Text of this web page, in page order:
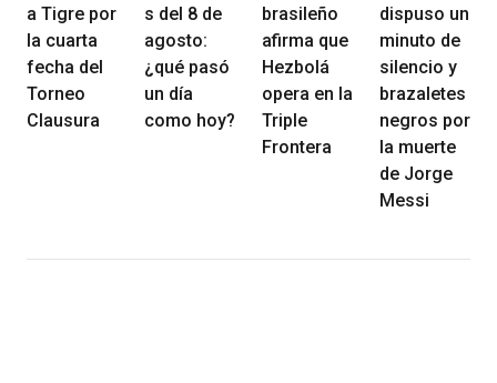
a Tigre por
la cuarta
fecha del
Torneo
Clausura
s del 8 de
agosto:
¿qué pasó
un día
como hoy?
brasileño
afirma que
Hezbolá
opera en la
Triple
Frontera
dispuso un
minuto de
silencio y
brazaletes
negros por
la muerte
de Jorge
Messi